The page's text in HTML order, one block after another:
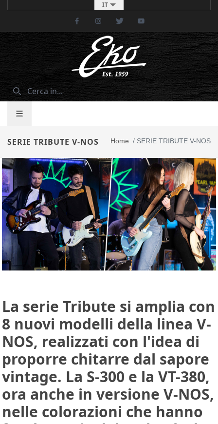
IT
FacebookInstagramTwitter
SERIE TRIBUTE V-NOS Home / SERIE TRIBUTE V-NOS
La serie Tribute si amplia con
8 nuovi modelli della linea V-
NOS, realizzati con l'idea di
proporre chitarre dal sapore
vintage. La S-300 e la VT-380,
ora anche in versione V-NOS,
nelle colorazioni che hanno